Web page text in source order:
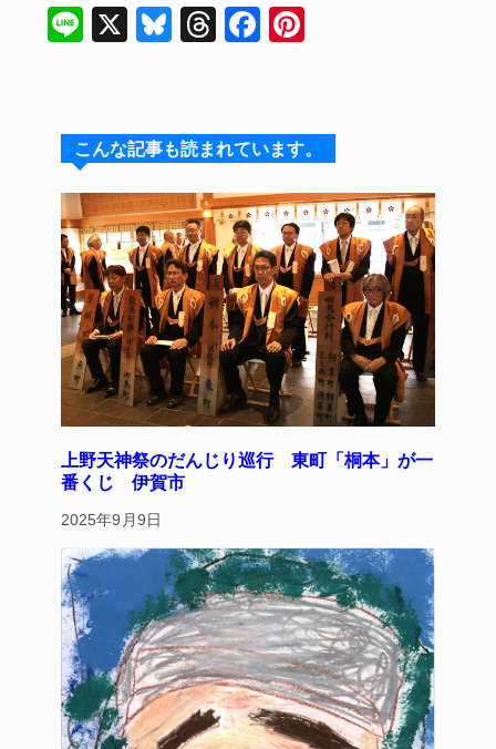
Li
X
Bl
s
k
y
T
a
d
s
F
e
b
o
o
k
e
st
こんな記事も読まれています。
上野天神祭のだんじり巡行 東町「桐本」が一
番くじ 伊賀市
2025年9月9日